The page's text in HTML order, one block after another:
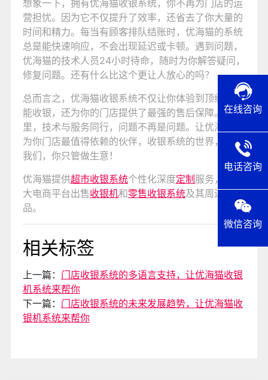
想象一下，拥有优海猫收银系统，你不再为门店的运
营担忧。因为它不仅提升了效率，还省去了你大量的
时间和精力。每当有顾客排队结账时，优海猫的系统
总是能快速响应，不会出现延迟或卡顿。遇到问题，
优海猫的技术人员24小时待命，随时为你解答疑问，
修复问题。还有什么比这个更让人放心的吗？
总而言之，优海猫收银系统不仅让你体验到顶级的智
能收银，还为你的门店提供了最强的售后保障。在这
里，技术与服务同行，问题不再是问题。让优海猫成
为你门店最值得依赖的伙伴，收银系统的世界，交给
我们，你只管做生意！
优海猫提供超市收银系统个性化深度定制服务，在各
大电商平台出售收银机和零售收银系统及其周边产
品。
相关标签
上一篇： 门店收银系统的多语言支持，让优海猫收银
机系统来帮你
下一篇： 门店收银系统的未来发展趋势，让优海猫收
银机系统来帮你
在线咨询
电话咨询
微信咨询